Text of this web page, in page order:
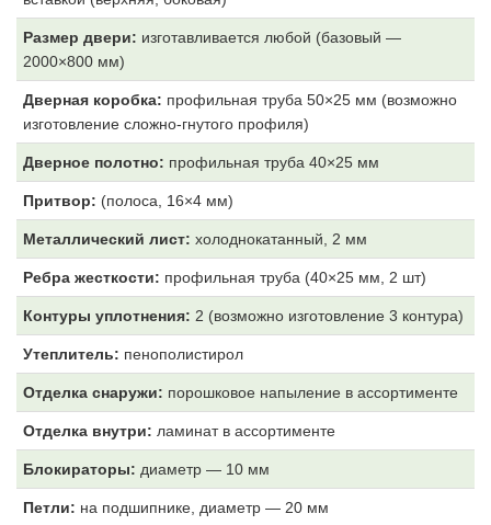
Размер двери: изготавливается любой (базовый —
2000×800 мм)
Дверная коробка: профильная труба 50×25 мм (возможно
изготовление сложно-гнутого профиля)
Дверное полотно: профильная труба 40×25 мм
Притвор: (полоса, 16×4 мм)
Металлический лист: холоднокатанный, 2 мм
Ребра жесткости: профильная труба (40×25 мм, 2 шт)
Контуры уплотнения: 2 (возможно изготовление 3 контура)
Утеплитель: пенополистирол
Отделка снаружи: порошковое напыление в ассортименте
Отделка внутри: ламинат в ассортименте
Блокираторы: диаметр — 10 мм
Петли: на подшипнике, диаметр — 20 мм